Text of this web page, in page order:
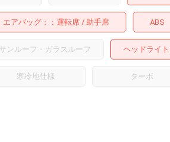
エアバッグ： 運転席 助手席 ABS
サンルーフ・ガラスルーフ ヘッドライ
寒冷地仕様 ターボ